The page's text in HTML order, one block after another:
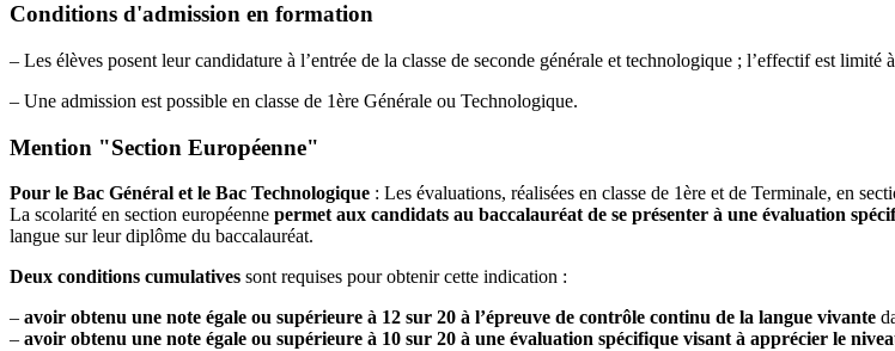
Conditions d'admission en formation
– Les élèves posent leur candidature à l’entrée de la classe de seconde générale et technologique ; l’effectif est limité
– Une admission est possible en classe de 1ère Générale ou Technologique.
Mention "Section Européenne"
Pour le Bac Général et le Bac Technologique : Les évaluations, réalisées en classe de 1ère et de Terminale, en
La scolarité en section européenne permet aux candidats au baccalauréat de se présenter à une évaluation
langue sur leur diplôme du baccalauréat.
Deux conditions cumulatives sont requises pour obtenir cette indication :
– avoir obtenu une note égale ou supérieure à 12 sur 20 à l’épreuve de contrôle continu de la langue vivante
– avoir obtenu une note égale ou supérieure à 10 sur 20 à une évaluation spécifique visant à apprécier le